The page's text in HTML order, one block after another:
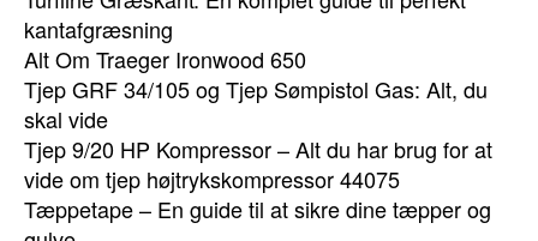
kantafgræsning
Alt Om Traeger Ironwood 650
Tjep GRF 34/105 og Tjep Sømpistol Gas: Alt, du
skal vide
Tjep 9/20 HP Kompressor – Alt du har brug for at
vide om tjep højtrykskompressor 44075
Tæppetape – En guide til at sikre dine tæpper og